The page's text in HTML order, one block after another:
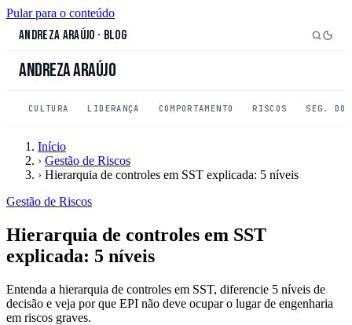
Pular para o conteúdo
Andreza Araújo · Blog
Andreza Araújo
CULTURA LIDERANÇA COMPORTAMENTO RISCOS SEG. DO
Início
› Gestão de Riscos
› Hierarquia de controles em SST explicada: 5 níveis
Gestão de Riscos
Hierarquia de controles em SST
explicada: 5 níveis
Entenda a hierarquia de controles em SST, diferencie 5 níveis de
decisão e veja por que EPI não deve ocupar o lugar de engenharia
em riscos graves.